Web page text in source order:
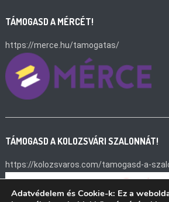
TÁMOGASD A MÉRCÉT!
https://merce.hu/tamogatas/
TÁMOGASD A KOLOZSVÁRI SZALONNÁT!
https://kolozsvaros.com/tamogasd-a-
Adatvédelem és Cookie-k: Ez a